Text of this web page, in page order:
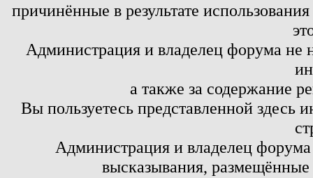
причинённые в результате
Администрация и владелец форума не
а также за содержание
Вы пользуетесь представленной здесь
Администрация и владелец
высказывания,